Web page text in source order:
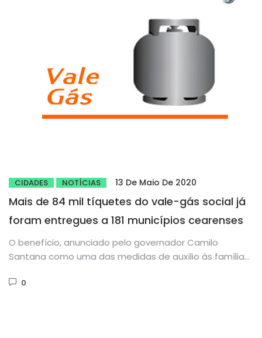
CIDADES NOTÍCIAS 13 De Maio De 2020
Mais de 84 mil tíquetes do vale-gás social já
foram entregues a 181 municípios cearenses
O benefício, anunciado pelo governador Camilo
Santana como uma das medidas de auxílio às famílias
0